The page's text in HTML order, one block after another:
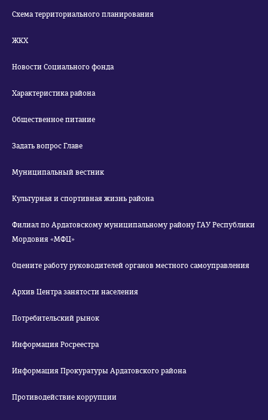
Схема территориального планирования
ЖКХ
Новости Социального фонда
Характеристика района
Общественное питание
Задать вопрос Главе
Муниципальный вестник
Культурная и спортивная жизнь района
Филиал по Ардатовскому муниципальному району ГАУ Республики
Мордовия «МФЦ»
Оцените работу руководителей органов местного самоуправления
Архив Центра занятости населения
Потребительский рынок
Информация Росреестра
Информация Прокуратуры Ардатовского района
Противодействие коррупции